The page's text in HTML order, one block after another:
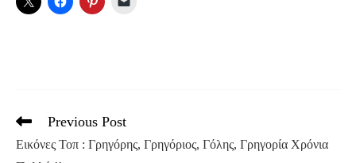
Read
articles
Previous Post
Εικόνες Τοπ : Γρηγόρης, Γρηγόριος, Γόλης, Γρηγορία Χρόνια